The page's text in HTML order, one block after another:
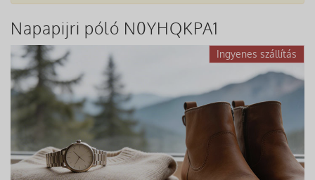
Napapijri póló N0YHQKPA1
Ingyenes szállítás